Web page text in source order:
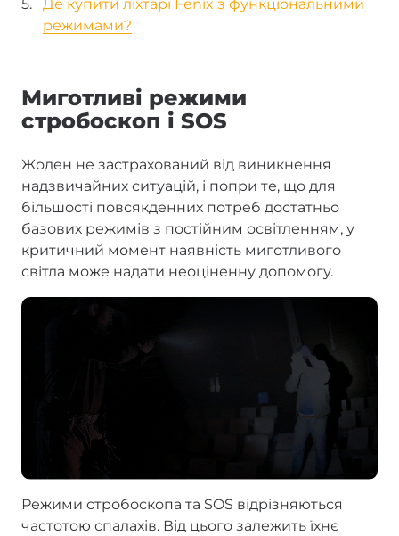
Де купити ліхтарі Fenix з функціональними
режимами?
Миготливі режими
стробоскоп і SOS
Жоден не застрахований від виникнення
надзвичайних ситуацій, і попри те, що для
більшості повсякденних потреб достатньо
базових режимів з постійним освітленням, у
критичний момент наявність миготливого
світла може надати неоціненну допомогу.
Режими стробоскопа та SOS відрізняються
частотою спалахів. Від цього залежить їхнє